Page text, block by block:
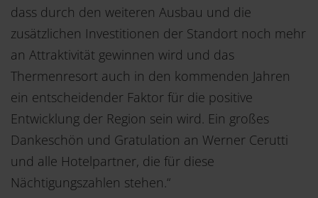
dass durch den weiteren Ausbau und die
zusätzlichen Investitionen der Standort noch mehr
an Attraktivität gewinnen wird und das
Thermenresort auch in den kommenden Jahren
ein entscheidender Faktor für die positive
Entwicklung der Region sein wird. Ein großes
Dankeschön und Gratulation an Werner Cerutti
und alle Hotelpartner, die für diese
Nächtigungszahlen stehen.“